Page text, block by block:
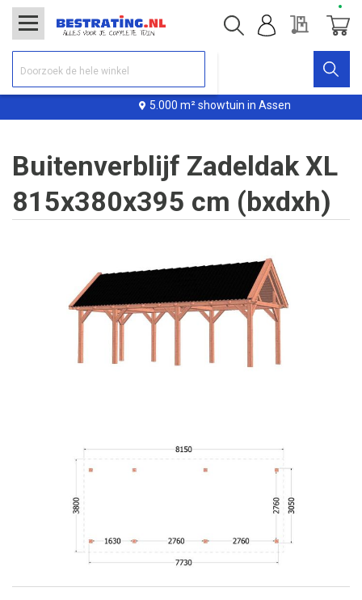
5.000 m² showtuin in Assen
Offerte
Buitenverblijf Zadeldak XL
815x380x395 cm (bxdxh)
afbeeldingen-
naar